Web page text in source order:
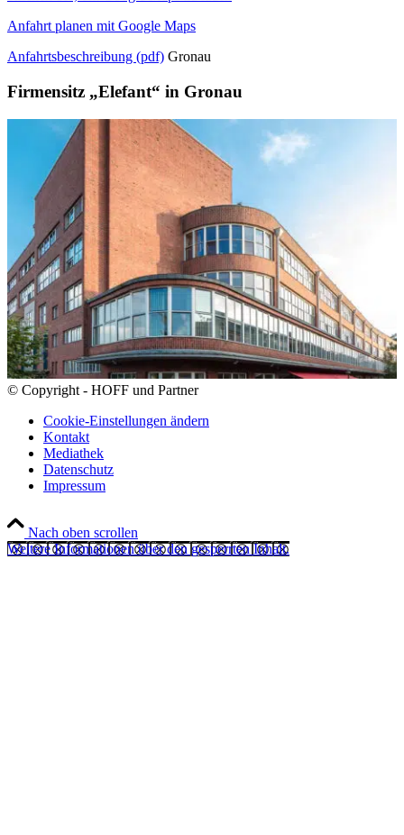
Anfahrt planen mit Google Maps
Anfahrtsbeschreibung (pdf) Gronau
Firmensitz „Elefant“ in Gronau
© Copyright - HOFF und Partner
Cookie-Einstellungen ändern
Kontakt
Mediathek
Datenschutz
Impressum
Nach oben scrollen
Weitere Informationen über den gesperrten Inhalt.